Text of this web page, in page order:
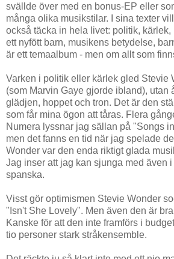
svällde över med en bonus-EP eller
många olika musikstilar. I sina texter
också täcka in hela livet: politik,
ett nyfött barn, musikens betydelse,
är ett temaalbum - men om allt som
Varken i politik eller kärlek gled Stevie
(som Marvin Gaye gjorde ibland), utan
glädjen, hoppet och tron. Det är den
som får mina ögon att tåras. Flera
Numera lyssnar jag sällan på "Songs
men det fanns en tid när jag spelade
Wonder var den enda riktigt glada
Jag inser att jag kan sjunga med även
spanska.
Visst gör optimismen Stevie Wonder
"Isn't She Lovely". Men även den är
Kanske för att den inte framförs i
tio personer stark stråkensemble.